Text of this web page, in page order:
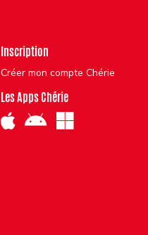
Inscription
Créer mon compte Chérie
Les Apps Chérie